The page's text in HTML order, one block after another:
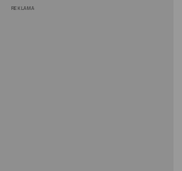
REKLAMA